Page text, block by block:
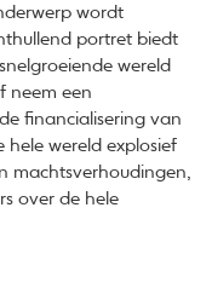
wordt
portret biedt
wereld
neem een
financialisering van
wereld explosief
machtsverhoudingen,
over de hele